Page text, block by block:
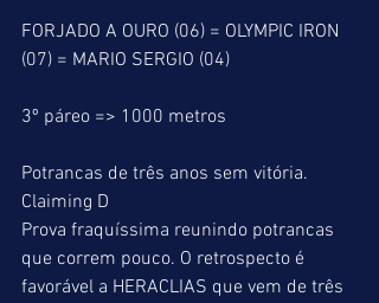
FORJADO A OURO (06) = OLYMPIC IRON
(07) = MARIO SERGIO (04)
3º páreo => 1000 metros
Potrancas de três anos sem vitória.
Claiming D
Prova fraquíssima reunindo potrancas
que correm pouco. O retrospecto é
favorável a HERACLIAS que vem de três